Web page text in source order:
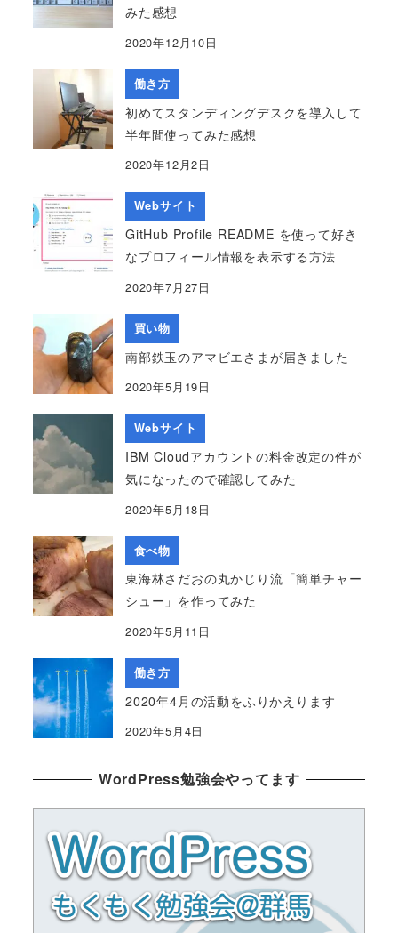
みた感想
2020年12月10日
働き方
初めてスタンディングデスクを導入して
半年間使ってみた感想
2020年12月2日
Webサイト
GitHub Profile README を使って好き
なプロフィール情報を表示する方法
2020年7月27日
買い物
南部鉄玉のアマビエさまが届きました
2020年5月19日
Webサイト
IBM Cloudアカウントの料金改定の件が
気になったので確認してみた
2020年5月18日
食べ物
東海林さだおの丸かじり流「簡単チャー
シュー」を作ってみた
2020年5月11日
働き方
2020年4月の活動をふりかえります
2020年5月4日
WordPress勉強会やってます